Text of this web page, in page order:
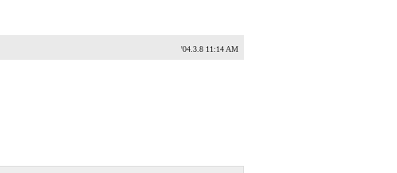
'04.3.8 11:14 AM